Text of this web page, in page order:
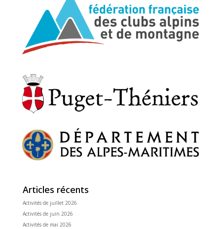
Articles récents
Activités de juillet 2026
Activités de juin 2026
Activités de mai 2026